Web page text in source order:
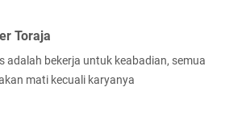
Toraja
adalah bekerja untuk keabadian, semua
mati kecuali karyanya